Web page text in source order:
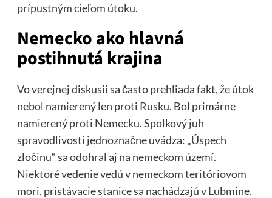
prípustným cieľom útoku.
Nemecko ako hlavná
postihnutá krajina
Vo verejnej diskusii sa často prehliada fakt, že útok
nebol namierený len proti Rusku. Bol primárne
namierený proti Nemecku. Spolkový juh
spravodlivosti jednoznačne uvádza: „Úspech
zločinu“ sa odohral aj na nemeckom území.
Niektoré vedenie vedú v nemeckom teritóriovom
mori, pristávacie stanice sa nachádzajú v Lubmine.